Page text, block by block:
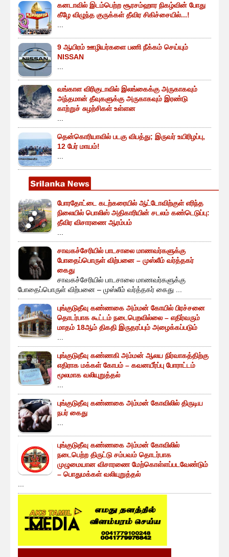
கனடாவில் இடம்பெற்ற சூரசம்ஹார நிகழ்வின் போது
கீழே விழுந்த குருக்கள் தீவிர சிகிச்சையில்...!
9 ஆயிரம் ஊழியர்களை பணி நீக்கம் செய்யும்
NISSAN
வங்காள விரிகுடாவில் இலங்கைக்கு அருகாகவும்
அந்தமான் தீவுகளுக்கு அருகாகவும் இரண்டு
காற்றுச் சுழற்சிகள் உள்ளன
தென்கொரியாவில் படகு விபத்து; இருவர் உயிரிழப்பு,
12 பேர் மாயம்!
போரதோட்டை கடற்கரையில் ஆட்டோவிற்குள் எரிந்த
நிலையில் பொலிஸ் அதிகாரியின் சடலம் கண்டெடுப்பு:
தீவிர விசாரணை ஆரம்பம்
சாவகச்சேரியில் பாடசாலை மாணவர்களுக்கு
போதைப்பொருள் விற்பனை – முஸ்லீம் வர்த்தகர்
கைது
சாவகச்சேரியில் பாடசாலை மாணவர்களுக்கு
போதைப்பொருள் விற்பனை – முஸ்லீம் வர்த்தகர் கைது ...
புங்குடுதீவு கண்ணகை அம்மன் கோயில் பிரச்சனை
தொடர்பாக கூட்டம் நடைபெறவில்லை – எதிர்வரும்
மாதம் 18ஆம் திகதி இருதரப்பும் அழைக்கப்படும்
புங்குடுதீவு கண்ணகி அம்மன் ஆலய நிர்வாகத்திற்கு
எதிராக மக்கள் கோபம் – கவனயீர்ப்பு போராட்டம்
மூலமாக வலியுறுத்தல்
புங்குடுதீவு கண்ணகை அம்மன் கோவிலில் திருடிய
நபர் கைது
புங்குடுதீவு கண்ணகை அம்மன் கோவிலில்
நடைபெற்ற திருட்டு சம்பவம் தொடர்பாக
முழுமையான விசாரணை மேற்கொள்ளப்படவேண்டும்
– பொதுமக்கள் வலியுறுத்தல்